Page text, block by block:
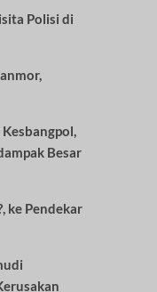
Polisi di
Besar
ke Pendekar